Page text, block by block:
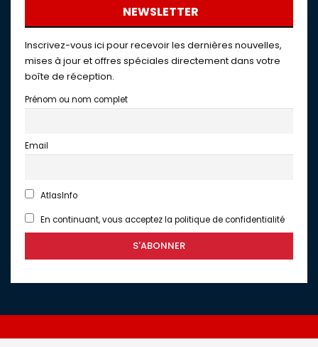
NEWSLETTER
Inscrivez-vous ici pour recevoir les dernières nouvelles,
mises à jour et offres spéciales directement dans votre
boîte de réception.
Prénom ou nom complet
Email
AtlasInfo
En continuant, vous acceptez la politique de confidentialité